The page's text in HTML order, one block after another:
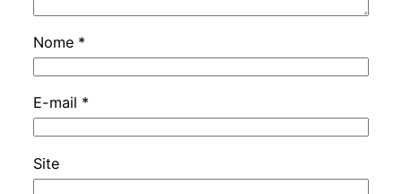
Nome *
E-mail *
Site